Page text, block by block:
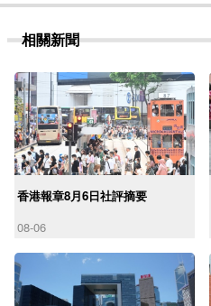
相關新聞
香港報章8月6日社評摘要
08-06